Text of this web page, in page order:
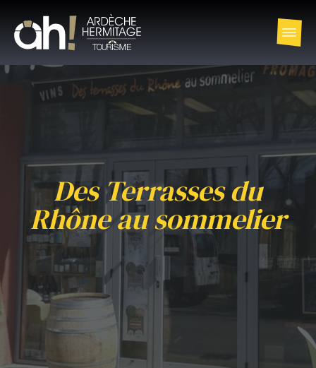
Des Terrasses du
Rhône au sommelier